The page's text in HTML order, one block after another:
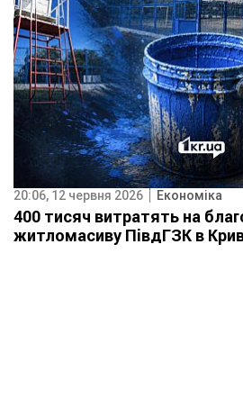
20:06, 12 червня 2026 Економіка
400 тисяч витратять на
житломасиву ПівдГЗК в